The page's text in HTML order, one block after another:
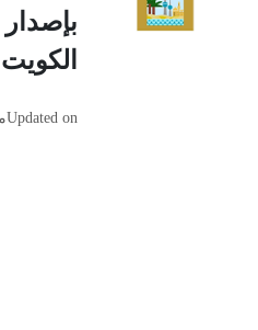
الكويت
Updated on